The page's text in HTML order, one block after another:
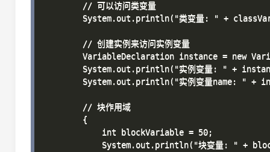
        // 可以访问类变量
System.out.println("类变量: " +
        // 创建实例来访问实例变量
VariableDeclaration instance = new
System.out.println("实例变量: " +
System.out.println("实例变量name: " +
        // 块作用域
        {
            int blockVariable = 50;
System.out.println("块变量: " +